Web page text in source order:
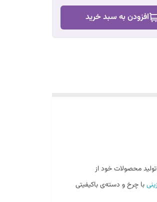
افزودن به سبد خرید
محصولات خود از
با چرخ و دسته‌ی باکیفیتی